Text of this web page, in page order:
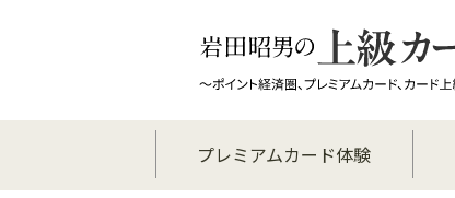
プレミアムカード体験